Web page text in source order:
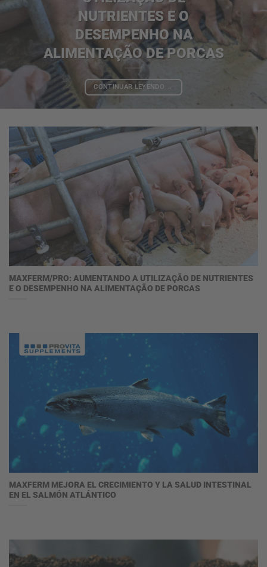
NUTRIENTES E O
DESEMPENHO NA
ALIMENTAÇÃO DE PORCAS
CONTINUAR LEYENDO →
MAXFERM/PRO: AUMENTANDO A UTILIZAÇÃO DE NUTRIENTES
E O DESEMPENHO NA ALIMENTAÇÃO DE PORCAS
MAXFERM MEJORA EL CRECIMIENTO Y LA SALUD INTESTINAL
EN EL SALMÓN ATLÁNTICO